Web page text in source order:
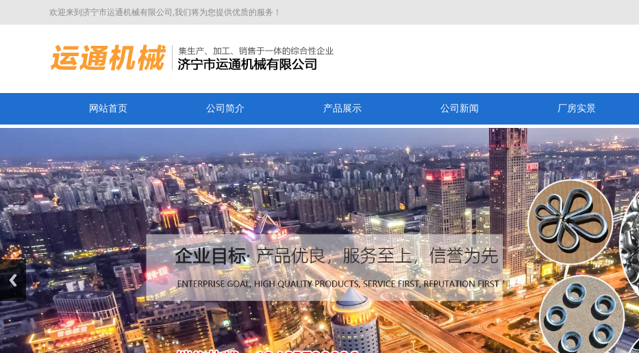
欢迎来到济宁市运通机械有限公司,我们将为您提供优质的服务！
网站首页 公司简介 产品展示 公司新闻 厂房实景